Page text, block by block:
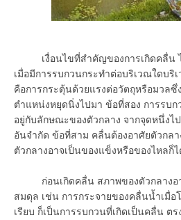
เงื่อนไขที่สำคัญของการเกิดคลื่น
เมื่อมีการรบกวนกระทำต่อบริเวณใดบริ
คือการกระตุ้นด้วยแรงต่อวัตถุหรือมวลซึ่
ตำแหน่งหยุดนิ่งไปมา ข้อที่สอง การรบ
อยู่กับลักษณะของตัวกลาง จากจุดหนึ่งไ
อันจำกัด ข้อที่สาม คลื่นต้องอาศัยตัวกลา
ตัวกลางอาจเป็นของแข็งหรือของไหลก็ไ
ก่อนเกิดคลื่น สภาพของตัวกลางอา
สมดุล เช่น การกระจายของคลื่นน้ำเมื่
เรียบ ก็เป็นการรบกวนที่เกิดเป็นคลื่น ต